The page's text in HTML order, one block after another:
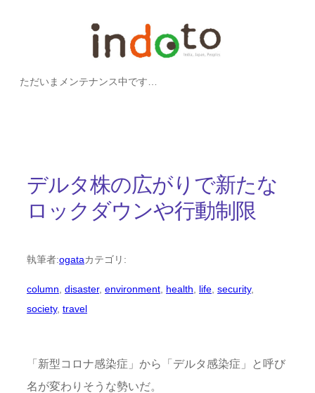
ただいまメンテナンス中です…
デルタ株の広がりで新たな
ロックダウンや行動制限
執筆者:ogataカテゴリ:
column disaster, environment health life security
society, travel
「新型コロナ感染症」から「デルタ感染症」と呼び
名が変わりそうな勢いだ。